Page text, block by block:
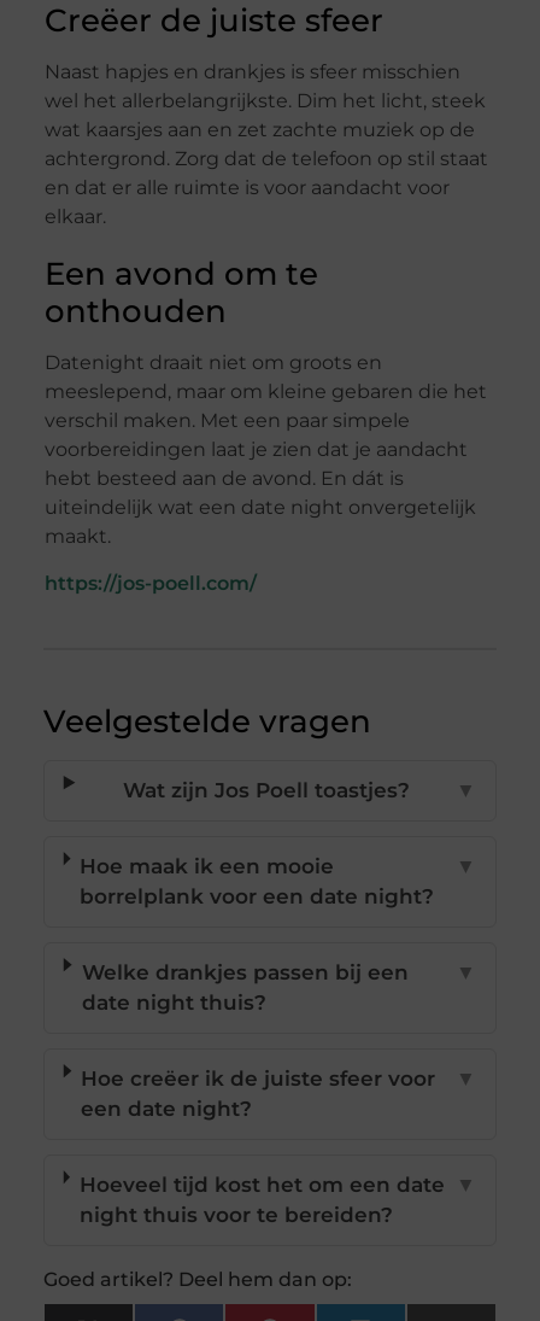
Creëer de juiste sfeer
Naast hapjes en drankjes is sfeer misschien
wel het allerbelangrijkste. Dim het licht, steek
wat kaarsjes aan en zet zachte muziek op de
achtergrond. Zorg dat de telefoon op stil staat
en dat er alle ruimte is voor aandacht voor
elkaar.
Een avond om te
onthouden
Datenight draait niet om groots en
meeslepend, maar om kleine gebaren die het
verschil maken. Met een paar simpele
voorbereidingen laat je zien dat je aandacht
hebt besteed aan de avond. En dát is
uiteindelijk wat een date night onvergetelijk
maakt.
https://jos-poell.com/
Veelgestelde vragen
Wat zijn Jos Poell toastjes? ▼
Hoe maak ik een mooie
borrelplank voor een date night?
▼
Welke drankjes passen bij een
date night thuis?
▼
Hoe creëer ik de juiste sfeer voor
een date night?
▼
Hoeveel tijd kost het om een date
night thuis voor te bereiden?
▼
Goed artikel? Deel hem dan op: